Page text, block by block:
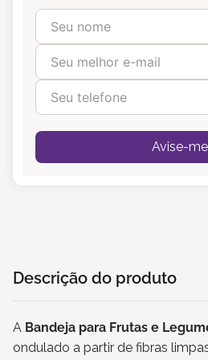
Avise-me
Descrição do produto
A Bandeja para Frutas e
ondulado a partir de fibras